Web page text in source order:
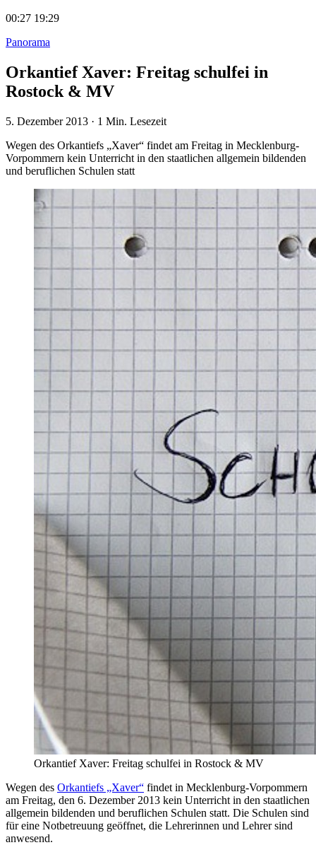
00:27 19:29
Panorama
Orkantief Xaver: Freitag schulfei in
Rostock & MV
5. Dezember 2013 · 1 Min. Lesezeit
Wegen des Orkantiefs „Xaver“ findet am Freitag in Mecklenburg-
Vorpommern kein Unterricht in den staatlichen allgemein bildenden
und beruflichen Schulen statt
Orkantief Xaver: Freitag schulfei in Rostock & MV
Wegen des Orkantiefs „Xaver“ findet in Mecklenburg-Vorpommern
am Freitag, den 6. Dezember 2013 kein Unterricht in den staatlichen
allgemein bildenden und beruflichen Schulen statt. Die Schulen sind
für eine Notbetreuung geöffnet, die Lehrerinnen und Lehrer sind
anwesend.